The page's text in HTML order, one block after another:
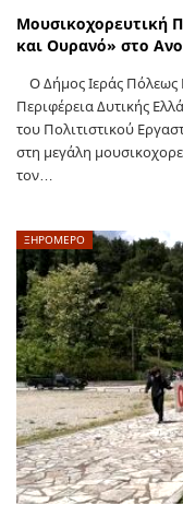
Μουσικοχορευτική
και Ουρανό» στο
Ο Δήμος Ιεράς Πόλεως
Περιφέρεια Δυτικής
του Πολιτιστικού
στη μεγάλη
τον…
ΞΗΡΟΜΕΡΟ